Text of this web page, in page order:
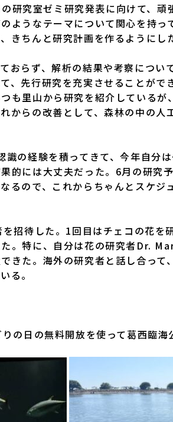
究室ゼミ研究発表に向けて、頑
ようなテーマについて関心を持っ
きちんと研究計画を作るようにし
らず、解析の結果や考察につい
、先行研究を充実させることがで
も里山から研究を紹介している
からの改善として、森林の中の人
の経験を積ってきて、今年自分
的には大丈夫だった。6月の研究
るので、これからちゃんとスケジ
招待した。1回目はチェコの花を
。特に、自分は花の研究者Dr.
きた。海外の研究者と話し合って
る。
日の無料開放を使って葛西臨海